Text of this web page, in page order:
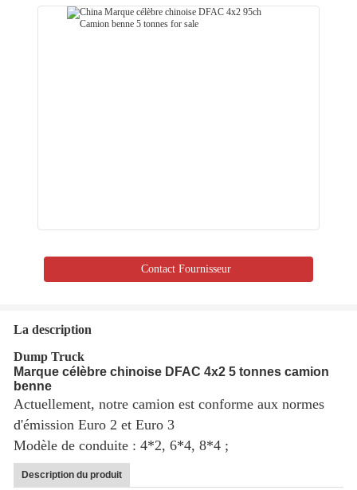
Contact Fournisseur
La description
Dump Truck
Marque célèbre chinoise DFAC 4x2 5 tonnes camion
benne
Actuellement, notre camion est conforme aux normes
d'émission Euro 2 et Euro 3
Modèle de conduite : 4*2, 6*4, 8*4 ;
Description du produit